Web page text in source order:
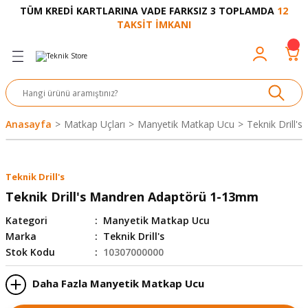
TÜM KREDİ KARTLARINA VADE FARKSIZ 3 TOPLAMDA 12
TAKSİT İMKANI
Geri Dön
Geri Dön
Bot
Geri Dön
ve Aksesuar
Makinesi
Geri Dön
Makinesi
Geri Dön
Geri Dön
Bantlar
Geri Dön
Geri Dön
ve Ürünleri
Cobot
Geri Dön
ve Aksesuarı
Anasayfa Matkap Uçları Manyetik Matkap Ucu Teknik Drill's
Teknik Drill's
Teknik Drill's Mandren Adaptörü 1-13mm
Kategori
Manyetik Matkap Ucu
Marka
Teknik Drill's
Stok Kodu
10307000000
Daha Fazla Manyetik Matkap Ucu